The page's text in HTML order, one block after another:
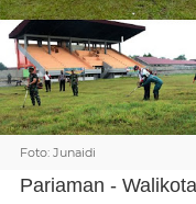
Foto: Junaidi
Pariaman -